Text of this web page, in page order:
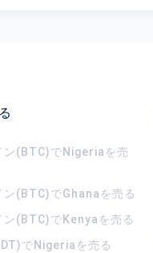
ン(BTC)でNigeriaを売
ン(BTC)でGhanaを売る
ン(BTC)でKenyaを売る
でNigeriaを売る